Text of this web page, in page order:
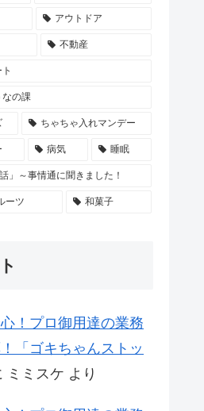
アウトドア
不動産
なの課
ちゃちゃ入れマンデー
病気 睡眠
」～事情通に聞きました！
ーツ 和菓子
！プロ御用達の業務
「ゴキちゃんストッ
ミミスケ より